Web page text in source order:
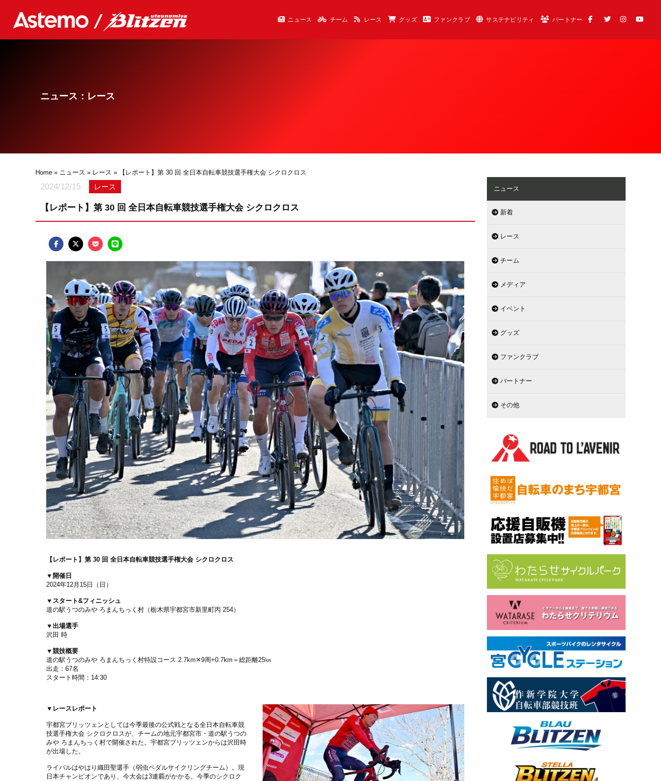
ニュース チーム レース グッズ ファンクラブ サステナビリティ パートナー
ニュース：レース
Home » ニュース » レース » 【レポート】第 30 回 全日本自転車競技選手権大会 シクロクロス
2024/12/15 レース
【レポート】第 30 回 全日本自転車競技選手権大会 シクロクロス
【レポート】第 30 回 全日本自転車競技選手権大会 シクロクロス
▼開催日
2024年12月15日（日）
▼スタート&フィニッシュ
道の駅うつのみや ろまんちっく村（栃木県宇都宮市新里町丙 254）
▼出場選手
沢田 時
▼競技概要
道の駅うつのみや ろまんちっく村特設コース 2.7km✕9周+0.7km＝総距離25㎞
出走：67名
スタート時間：14:30
▼レースレポート
宇都宮ブリッツェンとしては今季最後の公式戦となる全日本自転車競
技選手権大会 シクロクロスが、チームの地元宇都宮市・道の駅うつの
みや ろまんちっく村で開催された。宇都宮ブリッツェンからは沢田時
が出場した。
ライバルはやはり織田聖選手（弱虫ペダルサイクリングチーム）。現
日本チャンピオンであり、今大会は3連覇がかかる。今季のシクロク
ニュース
新着
レース
チーム
メディア
イベント
グッズ
ファンクラブ
パートナー
その他